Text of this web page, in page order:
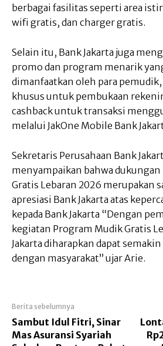
berbagai fasilitas seperti area
wifi gratis, dan charger gratis.
Selain itu, Bank Jakarta juga
promo dan program menarik
dimanfaatkan oleh para
khusus untuk pembukaan
cashback untuk transaksi
melalui JakOne Mobile Bank
Sekretaris Perusahaan Bank
menyampaikan bahwa
Gratis Lebaran 2026 merupakan
apresiasi Bank Jakarta atas
kepada Bank Jakarta “Dengan
kegiatan Program Mudik Gratis
Jakarta diharapkan dapat
dengan masyarakat” ujar Arie.
Berita sebelumnya
Sambut Idul Fitri, Sinar
Mas Asuransi Syariah